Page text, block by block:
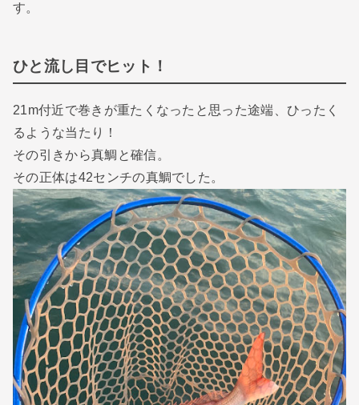
す。
ひと流し目でヒット！
21m付近で巻きが重たくなったと思った途端、ひったく
るような当たり！
その引きから真鯛と確信。
その正体は42センチの真鯛でした。